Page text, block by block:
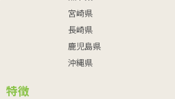
宮崎県
長崎県
鹿児島県
沖縄県
特徴